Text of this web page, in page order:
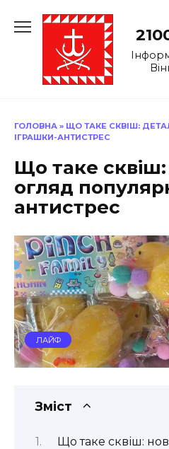
до
ГОЛОВНА » ЩО ТАКЕ СКВІШ:
ІГРАШКИ-АНТИСТРЕС
Що таке
огляд
антистрес
ЛАЙФ
Зміст
Що таке сквіш: